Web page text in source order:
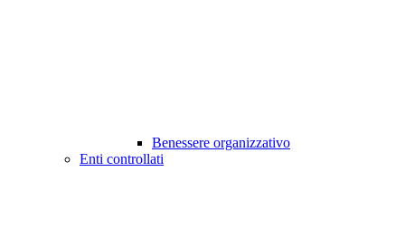
Benessere organizzativo
Enti controllati